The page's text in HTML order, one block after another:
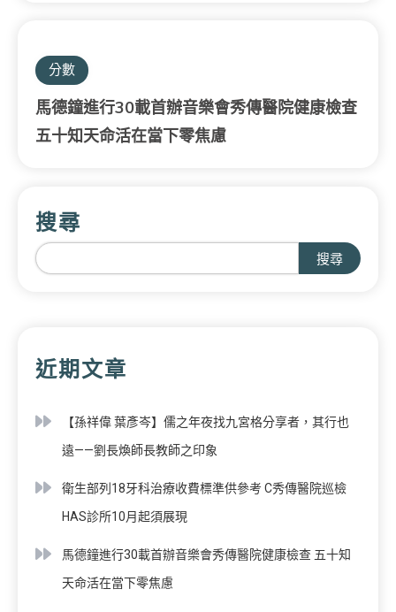
分數
馬德鐘進行30載首辦音樂會秀傳醫院健康檢查
五十知天命活在當下零焦慮
搜尋
搜尋
近期文章
【孫祥偉 葉彥岑】儒之年夜找九宮格分享者，其行也
遠——劉長煥師長教師之印象
衛生部列18牙科治療收費標準供參考 C秀傳醫院巡檢
HAS診所10月起須展現
馬德鐘進行30載首辦音樂會秀傳醫院健康檢查 五十知
天命活在當下零焦慮